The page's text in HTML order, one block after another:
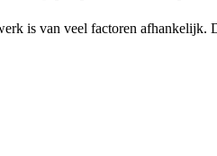
is van veel factoren